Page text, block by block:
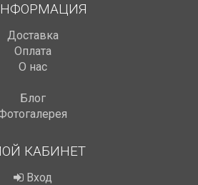
Доставка
Оплата
О нас
Блог
КАБИНЕТ
Вход